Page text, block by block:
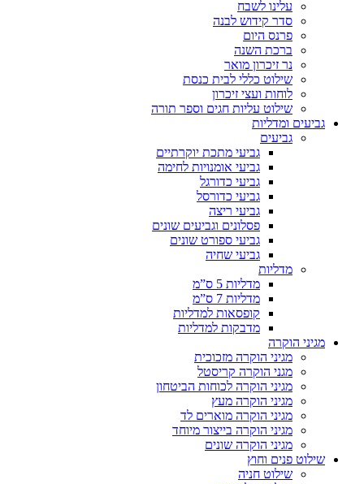
עלינו לשבח
סדר קידוש לבנה
פרנס היום
ברכת השנה
נר זיכרון מואר
שילוט כללי לבית כנסת
לוחות ועצי זיכרון
שילוט עליות חגים וספר תורה
גביעים ומדליות
גביעים
גביעי מתכת יוקרתיים
גביעי אומנויות לחימה
גביעי כדורגל
גביעי כדורסל
גביעי ריצה
פסלונים וגביעים שונים
גביעי ספורט שונים
גביעי שחיה
מדליות
מדליות 5 ס”מ
מדליות 7 ס”מ
קופסאות למדליות
מדבקות למדליות
מגיני הוקרה
מגיני הוקרה מזכוכית
מגני הוקרה קריסטל
מגיני הוקרה לכוחות הביטחון
מגיני הוקרה מעץ
מגיני הוקרה מוארים לד
מגיני הוקרה בייצור מיוחד
מגיני הוקרה שונים
שילוט פנים וחוץ
שילוט חניה